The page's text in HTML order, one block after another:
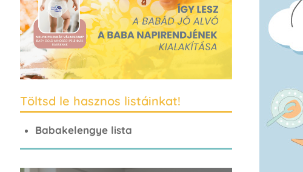
Töltsd le hasznos listáinkat!
Babakelengye lista